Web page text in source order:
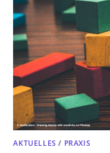
AKTUELLES / PRAXIS